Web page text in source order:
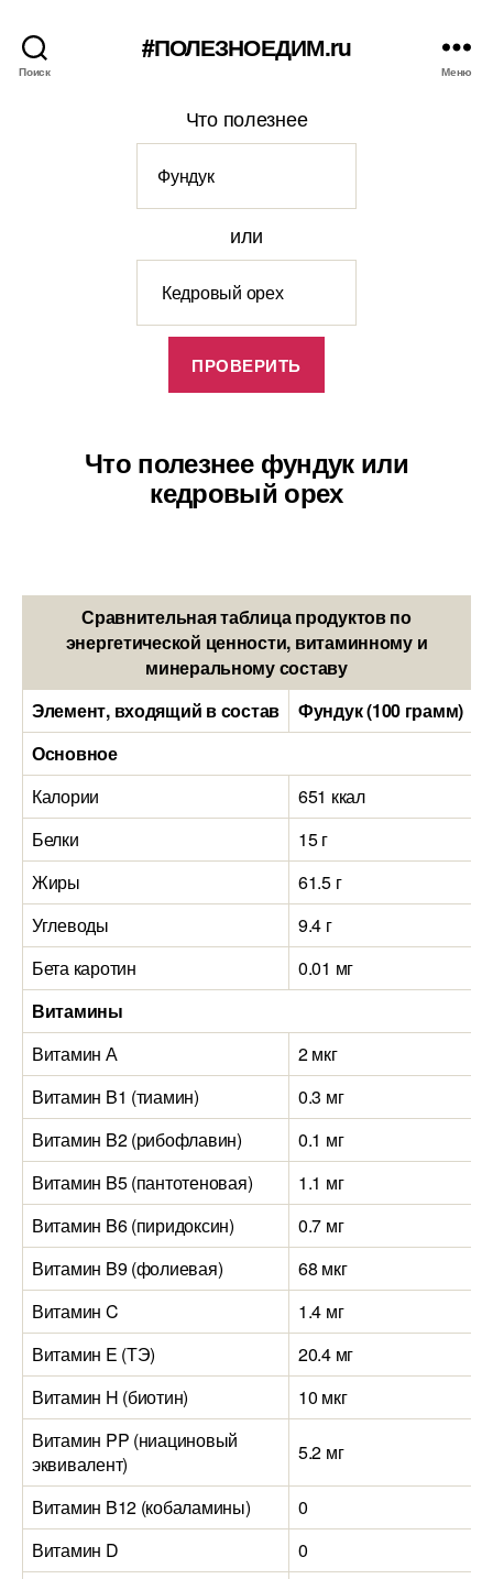
Поиск
#ПОЛЕЗНОЕДИМ.ru
Меню
Что полезнее
или
Что полезнее фундук или
кедровый орех
Сравнительная таблица продуктов по
энергетической ценности, витаминному и
минеральному составу
Элемент, входящий в состав
Фундук (100 грамм)
Основное
Калории
651 ккал
Белки
15 г
Жиры
61.5 г
Углеводы
9.4 г
Бета каротин
0.01 мг
Витамины
Витамин А
2 мкг
Витамин B1 (тиамин)
0.3 мг
Витамин B2 (рибофлавин)
0.1 мг
Витамин B5 (пантотеновая)
1.1 мг
Витамин B6 (пиридоксин)
0.7 мг
Витамин B9 (фолиевая)
68 мкг
Витамин C
1.4 мг
Витамин E (ТЭ)
20.4 мг
Витамин H (биотин)
10 мкг
Витамин PP (ниациновый
эквивалент)
5.2 мг
Витамин B12 (кобаламины) 0
Витамин D
0